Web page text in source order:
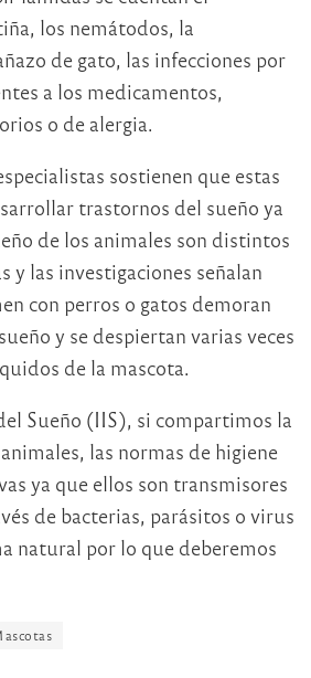
los nemátodos, la
de gato, las infecciones por
a los medicamentos,
o de alergia.
sostienen que estas
trastornos del sueño ya
de los animales son distintos
y las investigaciones señalan
con perros o gatos demoran
y se despiertan varias veces
de la mascota.
Sueño (IIS), si compartimos la
las normas de higiene
ya que ellos son transmisores
de bacterias, parásitos o virus
natural por lo que deberemos